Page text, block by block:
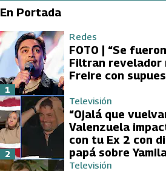
En Portada
Redes
FOTO | “Se
Filtran revelador
Freire con
1
Televisión
“Ojalá que
Valenzuela
con tu Ex 2 con
papá sobre
2
Televisión